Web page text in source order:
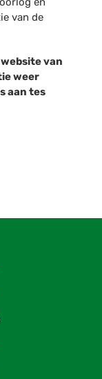
van de
van
weer
aan tes